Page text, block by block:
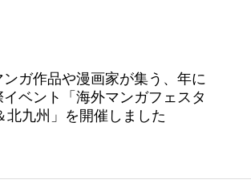
ンガ作品や漫画家が集う、年に
ベント「海外マンガフェスタ
北九州」を開催しました